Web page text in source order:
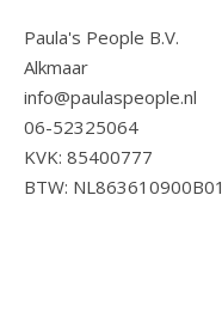
Paula's People B.V.
Alkmaar
info@paulaspeople.nl
06-52325064
KVK: 85400777
BTW: NL863610900B01